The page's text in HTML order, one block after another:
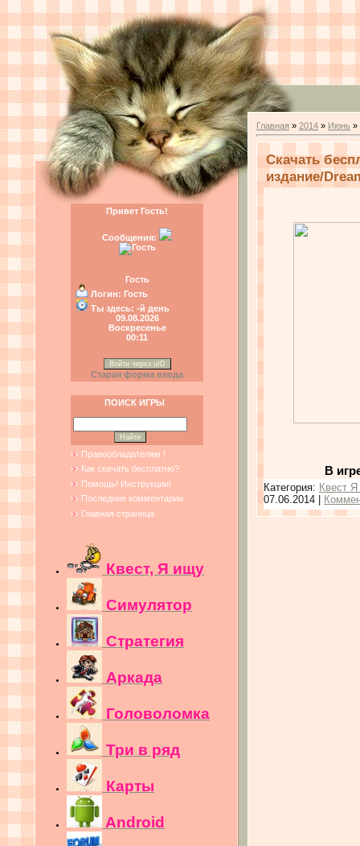
Привет Гость!
Сообщения:
Гость
Логин: Гость
Ты здесь: -й день
09.08.2026
Воскресенье
00:11
Войти через uID
Старая форма входа
ПОИСК ИГРЫ
Правообладателям !
Как скачать бесплатно?
Помощь! Инструкции!
Последние комментарии
Главная страница
Квест, Я ищу
Симулятор
Стратегия
Аркада
Головоломка
Три в ряд
Карты
Android
Главная » 2014 » Июнь »
Скачать
издание/
В
Категория: Квест
07.06.2014 |